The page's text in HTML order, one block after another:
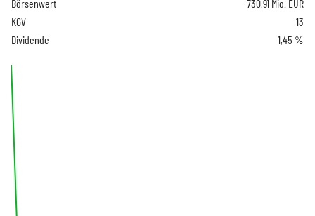
Börsenwert
730,91 Mio. EUR
KGV
13
Dividende
1,45 %